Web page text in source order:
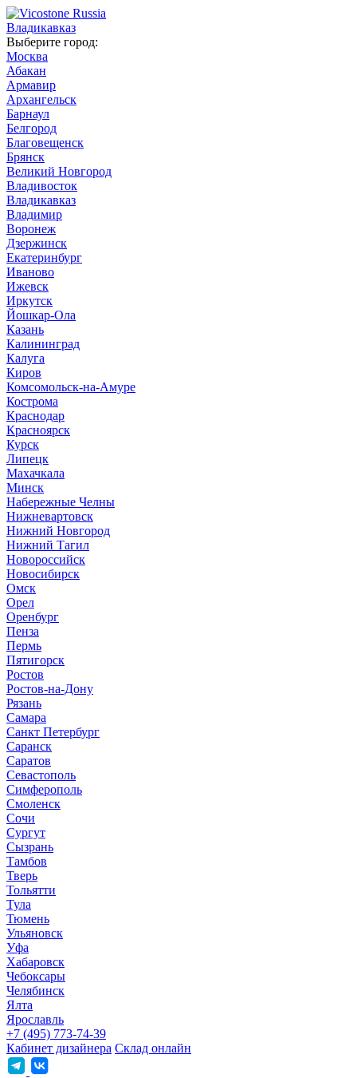
Владикавказ
Выберите город:
Москва
Абакан
Армавир
Архангельск
Барнаул
Белгород
Благовещенск
Брянск
Великий Новгород
Владивосток
Владикавказ
Владимир
Воронеж
Дзержинск
Екатеринбург
Иваново
Ижевск
Иркутск
Йошкар-Ола
Казань
Калининград
Калуга
Киров
Комсомольск-на-Амуре
Кострома
Краснодар
Красноярск
Курск
Липецк
Махачкала
Минск
Набережные Челны
Нижневартовск
Нижний Новгород
Нижний Тагил
Новороссийск
Новосибирск
Омск
Орел
Оренбург
Пенза
Пермь
Пятигорск
Ростов
Ростов-на-Дону
Рязань
Самара
Санкт Петербург
Саранск
Саратов
Севастополь
Симферополь
Смоленск
Сочи
Сургут
Сызрань
Тамбов
Тверь
Тольятти
Тула
Тюмень
Ульяновск
Уфа
Хабаровск
Чебоксары
Челябинск
Ялта
Ярославль
+7 (495) 773-74-39
Кабинет дизайнера Склад онлайн